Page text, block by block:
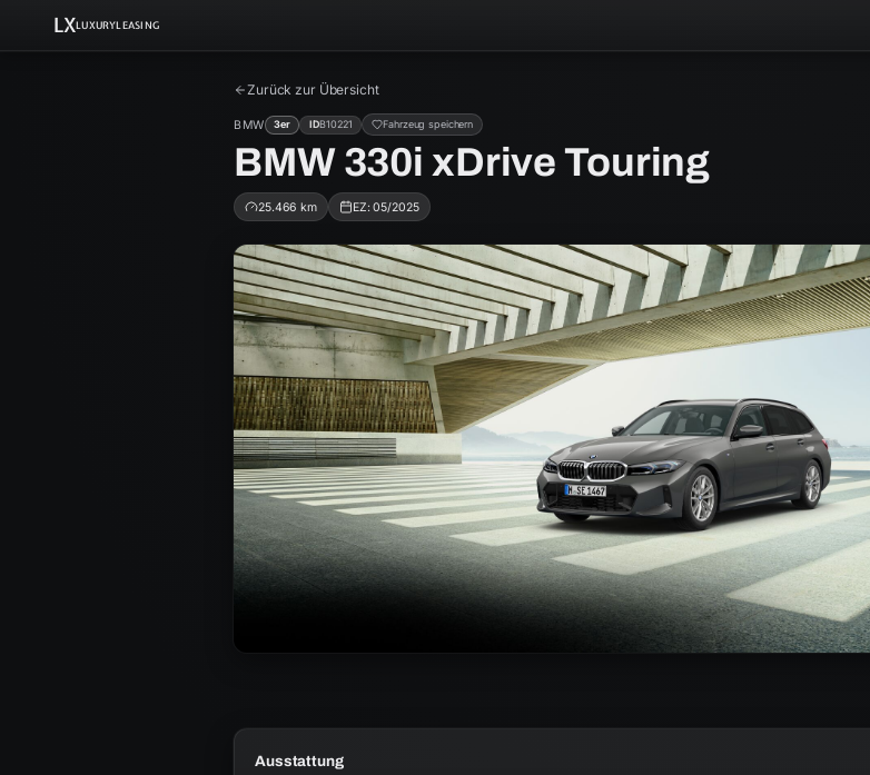
LXLUXURYLEASING
Zurück zur Übersicht
BMW 3er IDB10221 Fahrzeug speichern
BMW 330i xDrive Touring
25.466 km EZ:05/2025
Ausstattung